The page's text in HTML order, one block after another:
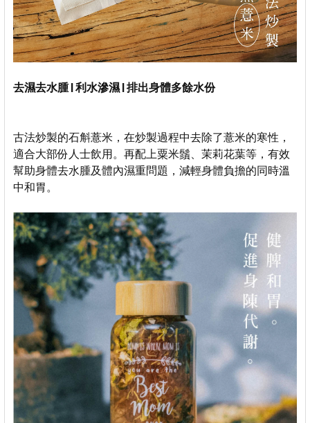
去濕去水腫|利水滲濕|排出身體多餘水份
古法炒製的石斛薏米，在炒製過程中去除了薏米的寒性，
適合大部份人士飲用。再配上粟米鬚、茉莉花葉等，有效
幫助身體去水腫及體內濕重問題，減輕身體負擔的同時溫
中和胃。